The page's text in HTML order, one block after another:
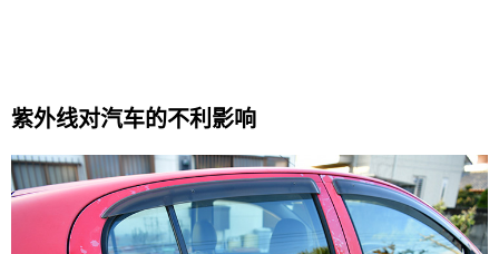
紫外线对汽车的不利影响